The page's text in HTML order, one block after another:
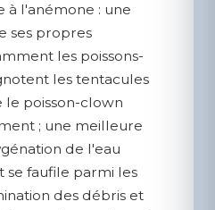
à l'anémone : une
ses propres
les poissons-
les tentacules
le poisson-clown
; une meilleure
de l'eau
se faufile parmi les
des débris et